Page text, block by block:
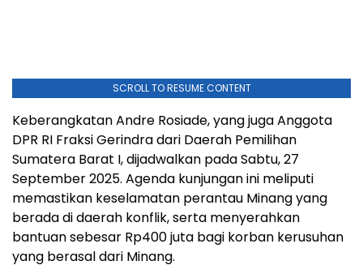
SCROLL TO RESUME CONTENT
Keberangkatan Andre Rosiade, yang juga Anggota
DPR RI Fraksi Gerindra dari Daerah Pemilihan
Sumatera Barat I, dijadwalkan pada Sabtu, 27
September 2025. Agenda kunjungan ini meliputi
memastikan keselamatan perantau Minang yang
berada di daerah konflik, serta menyerahkan
bantuan sebesar Rp400 juta bagi korban kerusuhan
yang berasal dari Minang.